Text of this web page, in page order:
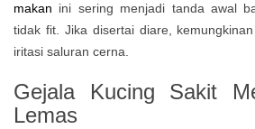
makan ini sering menjadi tanda awal
tidak fit. Jika disertai diare,
iritasi saluran cerna.
Gejala Kucing Sakit
Lemas